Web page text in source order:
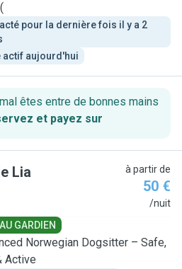
pour la dernière fois il y a 2
actif aujourd'hui
êtes entre de bonnes mains
et payez sur
Lia à partir de
50 €
/nuit
GARDIEN
Norwegian Dogsitter – Safe,
Active